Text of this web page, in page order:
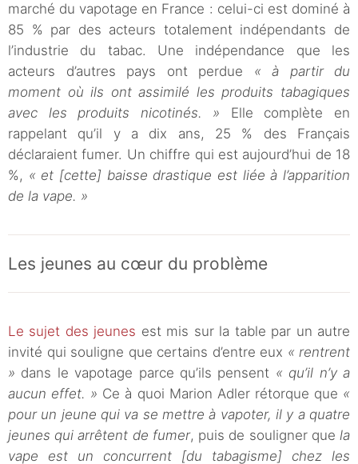
marché du vapotage en France : celui-ci est dominé à
85 % par des acteurs totalement indépendants de
l’industrie du tabac. Une indépendance que les
acteurs d’autres pays ont perdue « à partir du
moment où ils ont assimilé les produits tabagiques
avec les produits nicotinés. » Elle complète en
rappelant qu’il y a dix ans, 25 % des Français
déclaraient fumer. Un chiffre qui est aujourd’hui de 18
%, « et [cette] baisse drastique est liée à l’apparition
de la vape. »
Les jeunes au cœur du problème
Le sujet des jeunes est mis sur la table par un autre
invité qui souligne que certains d’entre eux « rentrent
» dans le vapotage parce qu’ils pensent « qu’il n’y a
aucun effet. » Ce à quoi Marion Adler rétorque que «
pour un jeune qui va se mettre à vapoter, il y a quatre
jeunes qui arrêtent de fumer, puis de souligner quela
vape est un concurrent [du tabagisme] chez les